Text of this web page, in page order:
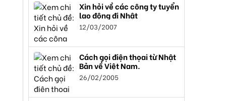
Xin hỏi về các công ty tuyển
lao động đi Nhật
12/03/2007
Cách gọi điện thọai từ Nhật
Bản về Việt Nam.
26/02/2005